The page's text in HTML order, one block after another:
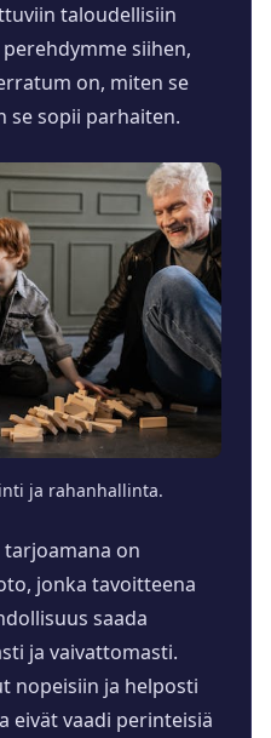
taloudellisiin
siihen,
on, miten se
se sopii parhaiten.
ja rahanhallinta.
on
jonka tavoitteena
saada
ja vaivattomasti.
nopeisiin ja helposti
eivät vaadi perinteisiä